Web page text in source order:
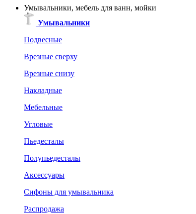
Умывальники, мебель для ванн, мойки
Умывальники
Подвесные
Врезные сверху
Врезные снизу
Накладные
Мебельные
Угловые
Пьедесталы
Полупьедесталы
Аксессуары
Сифоны для умывальника
Распродажа